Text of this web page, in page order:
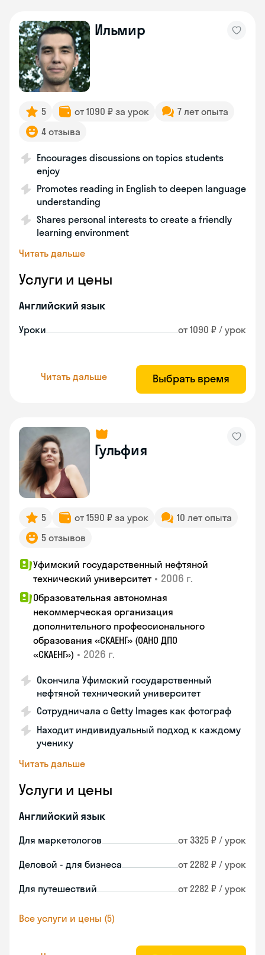
Ильмир
5 от 1090 ₽ за урок
7 лет опыта
4 отзыва
Encourages discussions on topics students
enjoy
Promotes reading in English to deepen language
understanding
Shares personal interests to create a friendly
learning environment
Читать дальше
Услуги и цены
Английский язык
Уроки от 1090 ₽ / урок
Читать дальше Выбрать время
Гульфия
5 от 1590 ₽ за урок
10 лет опыта
5 отзывов
Уфимский государственный нефтяной
технический университет • 2006 г.
Образовательная автономная
некоммерческая организация
дополнительного профессионального
образования «СКАЕНГ» (ОАНО ДПО
«СКАЕНГ») • 2026 г.
Окончила Уфимский государственный
нефтяной технический университет
Сотрудничала с Getty Images как фотограф
Находит индивидуальный подход к каждому
ученику
Читать дальше
Услуги и цены
Английский язык
Для маркетологов от 3325 ₽ / урок
Деловой - для бизнеса от 2282 ₽ / урок
Для путешествий от 2282 ₽ / урок
Все услуги и цены (5)